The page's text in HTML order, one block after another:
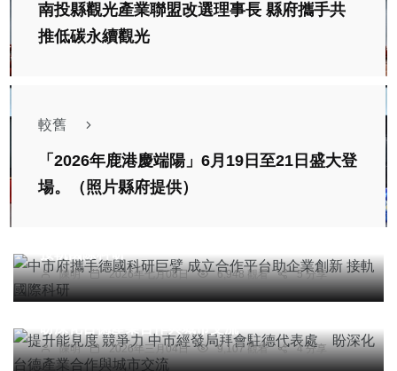
南投縣觀光產業聯盟改選理事長 縣府攜手共
推低碳永續觀光
較舊
「2026年鹿港慶端陽」6月19日至21日盛大登
場。（照片縣府提供）
陳明 2026年七月08日 6,948 觀看 5 分享
社會 綜合新聞 旅遊 科技新知
提升能見度 競爭力 中市經發局拜會駐德代表處
陳明 2026年三月04日 9,107 觀看 4 分享
社會 綜合新聞 旅遊 科技新知